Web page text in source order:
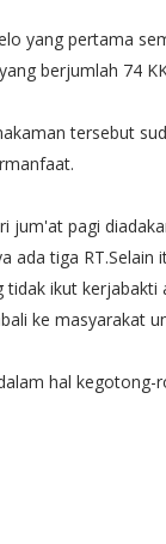
yang pertama
berjumlah 74
tersebut
jum'at pagi
ada tiga
tidak ikut
ke masyarakat
hal